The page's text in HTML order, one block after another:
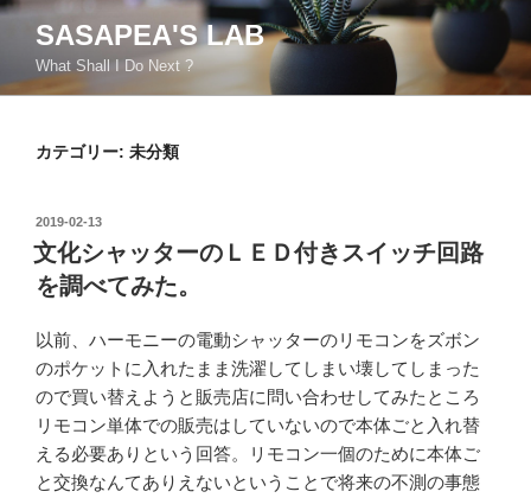
コ
ン
SASAPEA'S LAB
What Shall I Do Next ?
カテゴリー: 未分類
投
稿
日:
2019-02-13
文化シャッターのＬＥＤ付きスイッチ回路
を調べてみた。
以前、ハーモニーの電動シャッターのリモコンをズボン
のポケットに入れたまま洗濯してしまい壊してしまった
ので買い替えようと販売店に問い合わせしてみたところ
リモコン単体での販売はしていないので本体ごと入れ替
える必要ありという回答。リモコン一個のために本体ご
と交換なんてありえないということで将来の不測の事態